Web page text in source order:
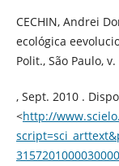
CECHIN, Andrei
ecológica
Polit., São Paulo, v.
, Sept. 2010 .
<http://